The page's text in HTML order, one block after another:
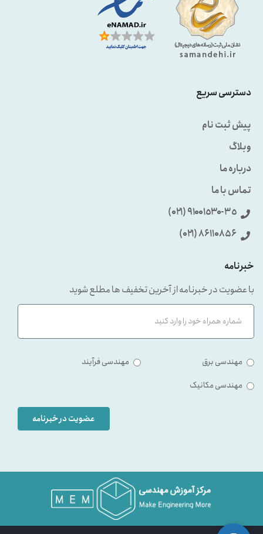
دسترسی سریع
پیش ثبت نام
وبلاگ
درباره ما
تماس با ما
٩۱۰۰۱٥۳۰-۳٥ (۰۲۱)
86110856 (۰۲۱)
خبرنامه
با عضویت در خبرنامه از آخرین تخفیف ها مطلع شوید
مهندسی برق
مهندسی فرآیند
مهندسی مکانیک
عضویت در خبرنامه